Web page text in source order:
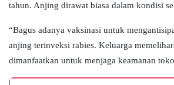
tahun. Anjing dirawat biasa dalam kondisi
“Bagus adanya vaksinasi untuk
anjing terinveksi rabies. Keluarga
dimanfaatkan untuk menjaga keamanan